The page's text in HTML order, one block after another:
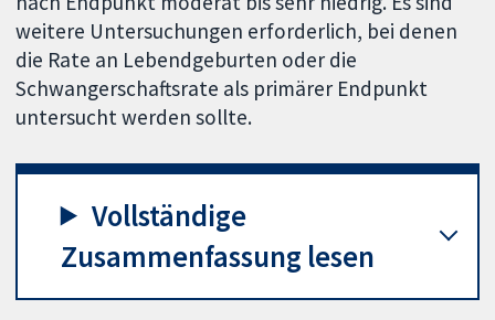
weitere Untersuchungen erforderlich, bei denen
die Rate an Lebendgeburten oder die
Schwangerschaftsrate als primärer Endpunkt
untersucht werden sollte.
Vollständige
Zusammenfassung lesen